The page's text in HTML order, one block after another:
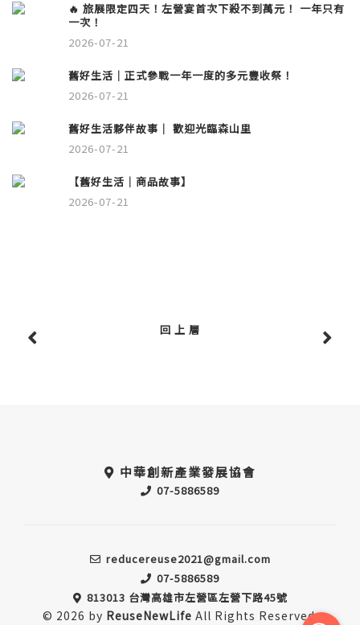
🔥 旅展限定四天！左營宴首次下殺不到萬元！ 一年只有
一次！
2026-07-21
舊好生活｜正式參戰一年一度的多元豐收祭！
2026-07-21
舊好生活夥伴故事｜ 歡迎光臨森山里
2026-07-21
【舊好生活｜商品故事】
2026-07-21
回 上 層
中華創新產業發展協會
07-5886589
reducereuse2021@gmail.com
07-5886589
813013 台灣高雄市左營區左營下路45號
© 2026 by ReuseNewLife All Rights Reserved.